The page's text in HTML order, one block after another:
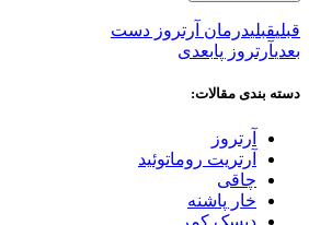
قبلیقبلیدرمان آرتروز دست
بعدیآرتروز پابعدی
دسته بندی مقالات:
آرتروز
آرتریت روماتوئید
چاقی
خار پاشنه
دیسک کمر